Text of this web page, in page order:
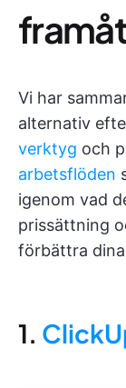
framåt
Vi har
alternativ
verktyg och
arbetsflöden
igenom vad
prissättning
förbättra
1.